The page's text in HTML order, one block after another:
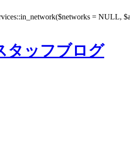
= NULL,
タッフブログ